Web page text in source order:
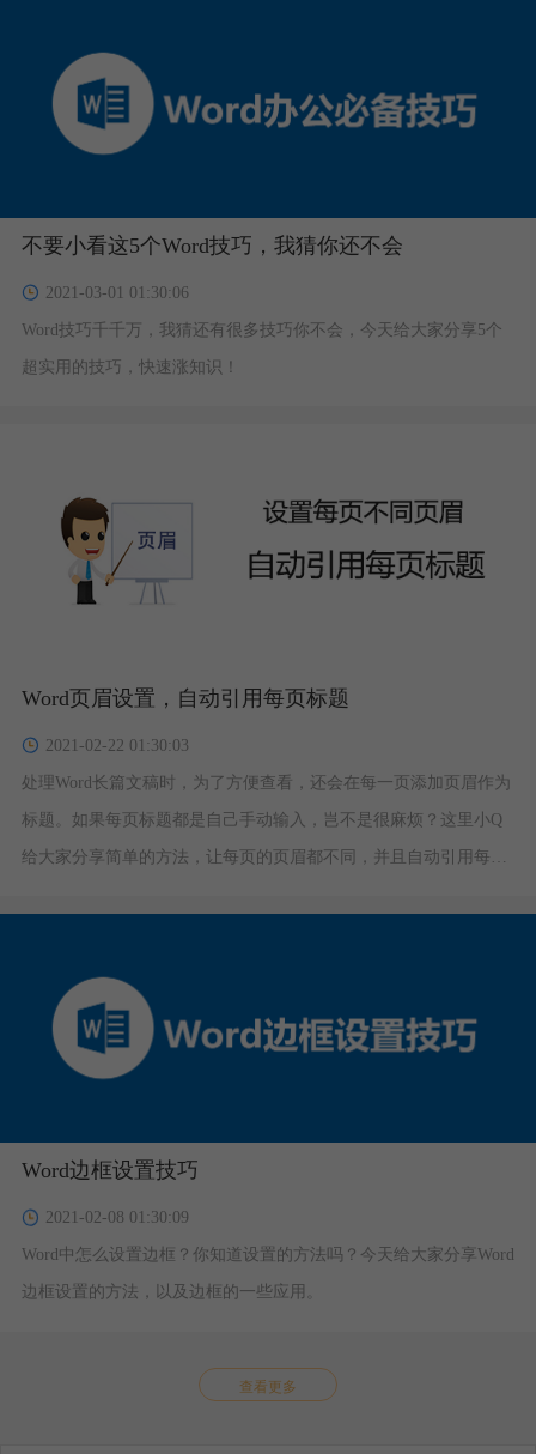
不要小看这5个Word技巧，我猜你还不会
2021-03-01 01:30:06
Word技巧千千万，我猜还有很多技巧你不会，今天给大家分享5个
超实用的技巧，快速涨知识！
Word页眉设置，自动引用每页标题
2021-02-22 01:30:03
处理Word长篇文稿时，为了方便查看，还会在每一页添加页眉作为
标题。如果每页标题都是自己手动输入，岂不是很麻烦？这里小Q
给大家分享简单的方法，让每页的页眉都不同，并且自动引用每页
Word边框设置技巧
2021-02-08 01:30:09
Word中怎么设置边框？你知道设置的方法吗？今天给大家分享Word
边框设置的方法，以及边框的一些应用。
查看更多